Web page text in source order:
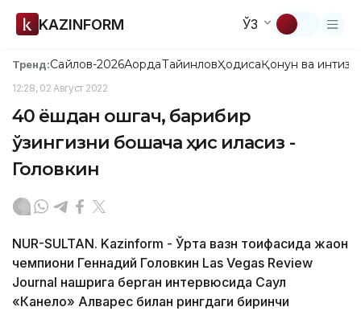
KAZINFORM ЎЗ
Тренд:Сайлов-2026АқордаТайинловҲодисаҚонун ва
12:28, 02 Август 2022
40 ёшдан ошгач, барибир
ўзингизни бошқача ҳис қиласиз -
Головкин
NUR-SULTAN. Kazinform - Ўрта вазн тоифасида жаҳон
чемпиони Геннадий Головкин Las Vegas Review
Journal нашрига берган интервюсида Саул
«Канело» Алварес билан рингдаги биринчи